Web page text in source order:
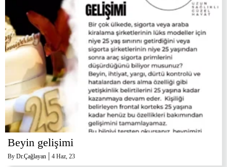
Beyin gelişimi
By Dr.Çağlayan 4 Haz, 23